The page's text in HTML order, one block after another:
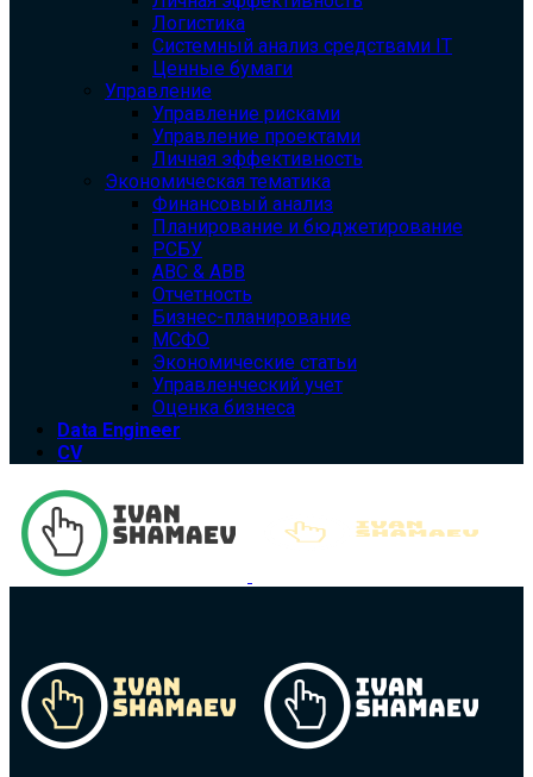
Логистика
Системный анализ средствами IT
Ценные бумаги
Управление
Управление рисками
Управление проектами
Личная эффективность
Экономическая тематика
Финансовый анализ
Планирование и бюджетирование
РСБУ
ABC & ABB
Отчетность
Бизнес-планирование
МСФО
Экономические статьи
Управленческий учет
Оценка бизнеса
Data Engineer
CV